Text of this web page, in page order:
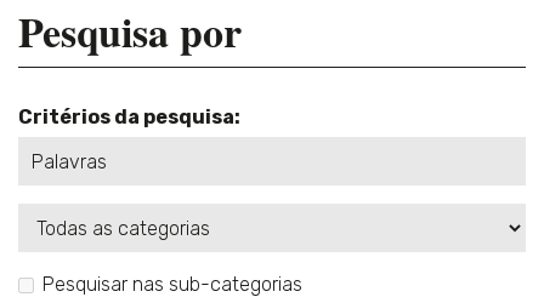
Pesquisa por
Critérios da pesquisa:
Categorias
Pesquisar nas sub-categorias